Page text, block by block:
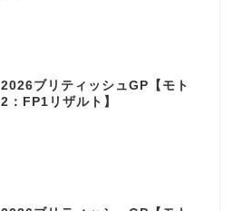
2026ブリティッシュGP【モト
2：FP1リザルト】